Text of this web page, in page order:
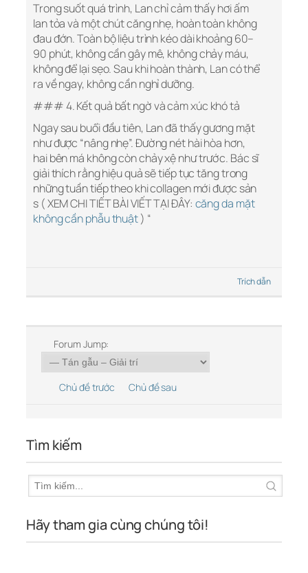
Trong suốt quá trình, Lan chỉ cảm thấy hơi ấm
lan tỏa và một chút căng nhẹ, hoàn toàn không
đau đớn. Toàn bộ liệu trình kéo dài khoảng 60–
90 phút, không cần gây mê, không chảy máu,
không để lại sẹo. Sau khi hoàn thành, Lan có thể
ra về ngay, không cần nghỉ dưỡng.
### 4. Kết quả bất ngờ và cảm xúc khó tả
Ngay sau buổi đầu tiên, Lan đã thấy gương mặt
như được “nâng nhẹ”. Đường nét hài hòa hơn,
hai bên má không còn chảy xệ như trước. Bác sĩ
giải thích rằng hiệu quả sẽ tiếp tục tăng trong
những tuần tiếp theo khi collagen mới được sản
s ( XEM CHI TIẾT BÀI VIẾT TẠI ĐÂY: căng da mặt
không cần phẫu thuật) “
Trích dẫn
Forum Jump:
Chủ đề trước Chủ đề sau
Tìm kiếm
Hãy tham gia cùng chúng tôi!